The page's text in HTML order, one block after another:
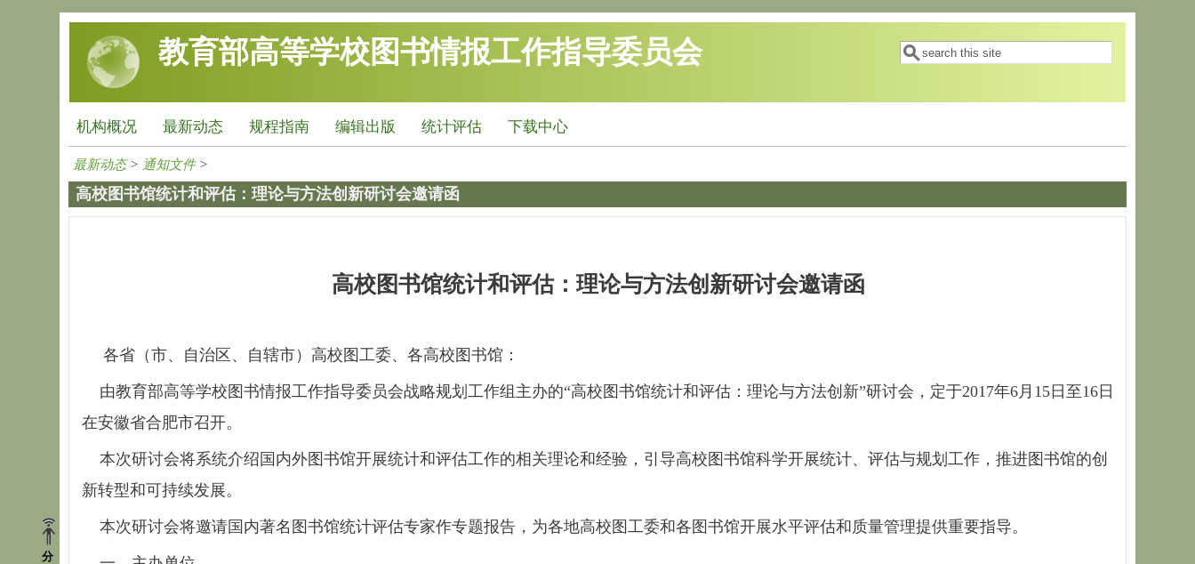
跳转到主要内容
教育部高等学校图书情报工作指导委员会 搜索表单
搜索
机构概况 最新动态 规程指南 编辑出版 统计评估 下载中心
分
最新动态> 通知文件>
高校图书馆统计和评估：理论与方法创新研讨会邀请函
高校图书馆统计和评估：理论与方法创新研讨会邀请函
各省（市、自治区、自辖市）高校图工委、各高校图书馆：
由教育部高等学校图书情报工作指导委员会战略规划工作组主办的“高校图书馆统计和评估：理论与方法创新”研讨会，定于2017年6月15日至16日
在安徽省合肥市召开。
本次研讨会将系统介绍国内外图书馆开展统计和评估工作的相关理论和经验，引导高校图书馆科学开展统计、评估与规划工作，推进图书馆的创
新转型和可持续发展。
本次研讨会将邀请国内著名图书馆统计评估专家作专题报告，为各地高校图工委和各图书馆开展水平评估和质量管理提供重要指导。